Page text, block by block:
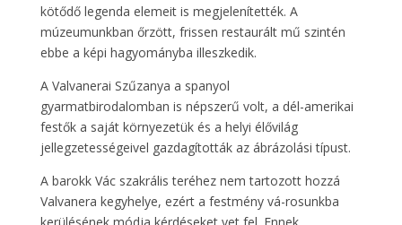
kötődő legenda elemeit is megjelenítették. A
múzeumunkban őrzött, frissen restaurált mű szintén
ebbe a képi hagyományba illeszkedik.
A Valvanerai Szűzanya a spanyol
gyarmatbirodalomban is népszerű volt, a dél-amerikai
festők a saját környezetük és a helyi élővilág
jellegzetességeivel gazdagították az ábrázolási típust.
A barokk Vác szakrális teréhez nem tartozott hozzá
Valvanera kegyhelye, ezért a festmény vá-rosunkba